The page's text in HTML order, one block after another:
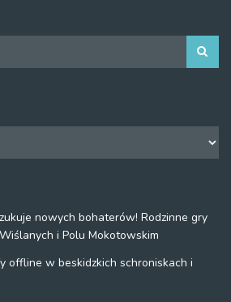
nowych bohaterów! Rodzinne gry
i Polu Mokotowskim
offline w beskidzkich schroniskach i